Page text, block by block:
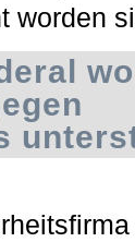
worden